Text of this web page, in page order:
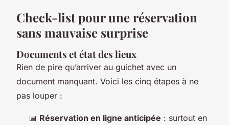
Check-list pour une réservation
sans mauvaise surprise
Documents et état des lieux
Rien de pire qu’arriver au guichet avec un
document manquant. Voici les cinq étapes à ne
pas louper :
📅 Réservation en ligne anticipée : surtout en